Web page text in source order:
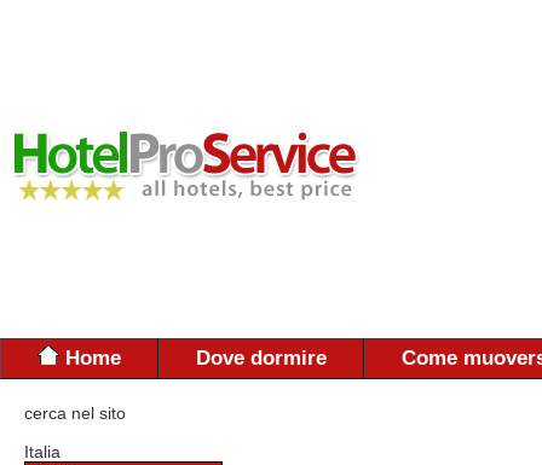
Home Dove dormire Come
cerca nel sito
Italia